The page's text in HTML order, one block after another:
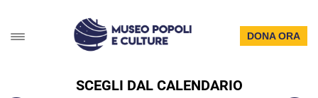
DONA ORA
SCEGLI DAL CALENDARIO